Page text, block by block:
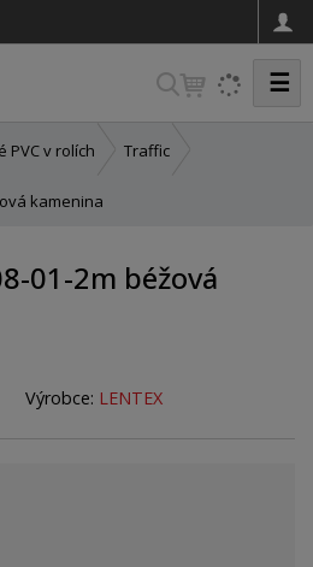
V
a
☰
PVC v rolích Traffic
kamenina
01-2m béžová
Výrobce: LENTEX